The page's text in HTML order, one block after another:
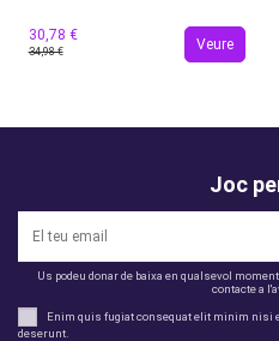
30,78 €
34,98 € Veure
Joc
Us podeu donar de baixa en qualsevol
contacte a
Enim quis fugiat consequat elit minim nisi
deserunt.